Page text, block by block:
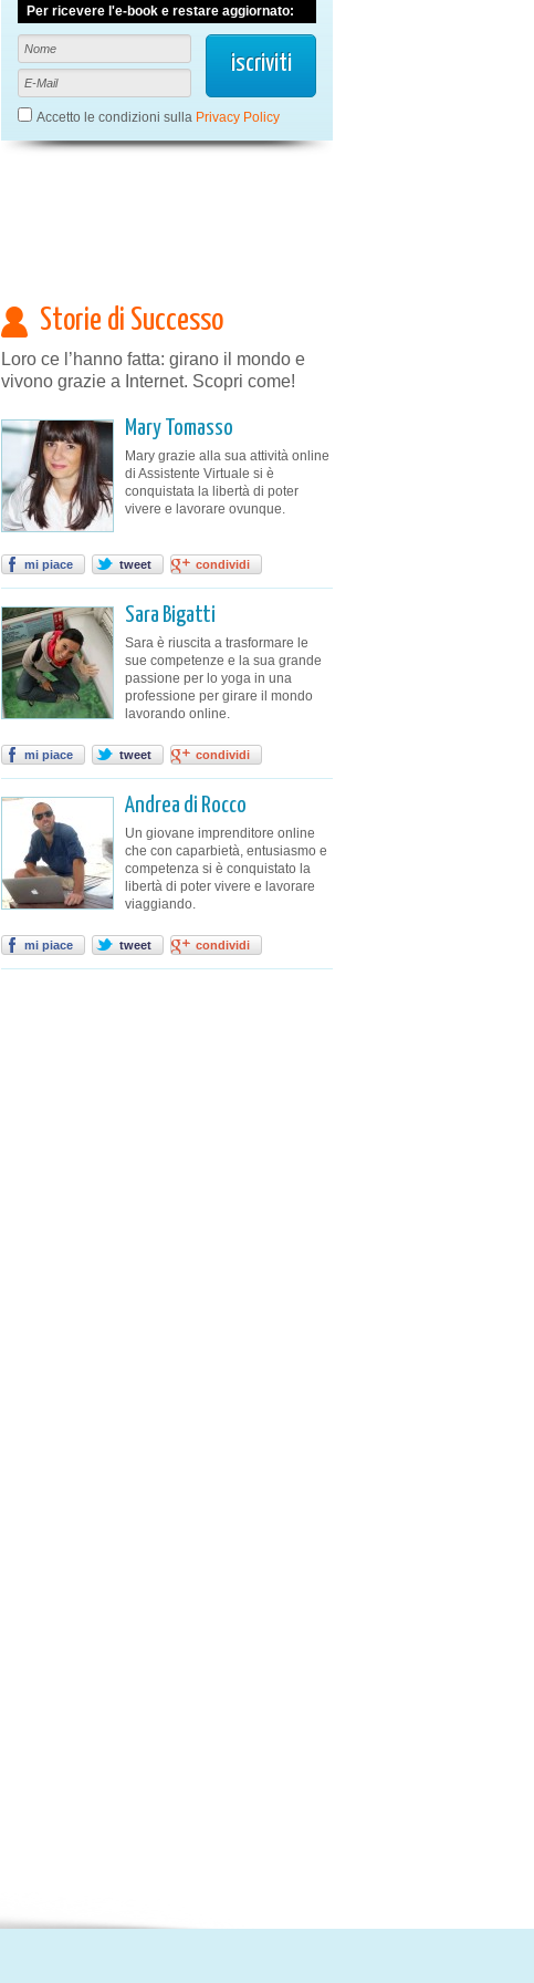
Per ricevere l'e-book e restare aggiornato:
Accetto le condizioni sulla Privacy Policy
Storie di Successo
Loro ce l’hanno fatta: girano il mondo e
vivono grazie a Internet. Scopri come!
Mary Tomasso
Mary grazie alla sua attività online
di Assistente Virtuale si è
conquistata la libertà di poter
vivere e lavorare ovunque.
mi piace tweet condividi
Sara Bigatti
Sara è riuscita a trasformare le
sue competenze e la sua grande
passione per lo yoga in una
professione per girare il mondo
lavorando online.
mi piace tweet condividi
Andrea di Rocco
Un giovane imprenditore online
che con caparbietà, entusiasmo e
competenza si è conquistato la
libertà di poter vivere e lavorare
viaggiando.
mi piace tweet condividi